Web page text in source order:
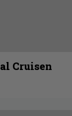
Cruisen